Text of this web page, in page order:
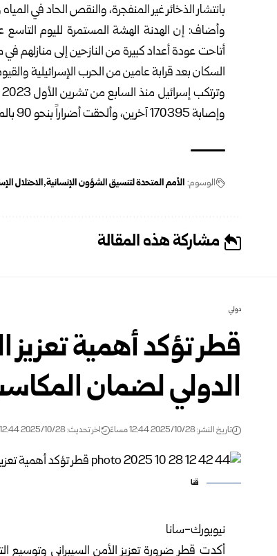
بانتشار الذخائر غير المنفجرة، والنقص الحاد في
وأضاف: إن الهدنة الهشة المستمرة لليوم
أتاحت عودة أعداد كبيرة من النازحين إلى منازلهم
السكان بعد قرابة عامين من الحرب الإسرائيلية
وإصابة 170395 آخرين، وألحقت أضراراً بنحو 90 بالمئة من البنى التحتية، وخسائر تقدر بحوالي 70 مليار دولار.
الوسوم: الأمم المتحدة لتنسيق الشؤون الإنسانية الاحتلال
مشاركة هذه المقالة
دولي
قطر تؤكد أهمية تعزيز
الدولي لضمان
تاريخ النشر: 2025/10/28 12:44 مساءً اخر تحديث: 2025/10/28 12:44 مساءً
قنا
نيويورك-سانا
أكدت قطر ضرورة تعزيز الأمن السيبراني وتوسيع